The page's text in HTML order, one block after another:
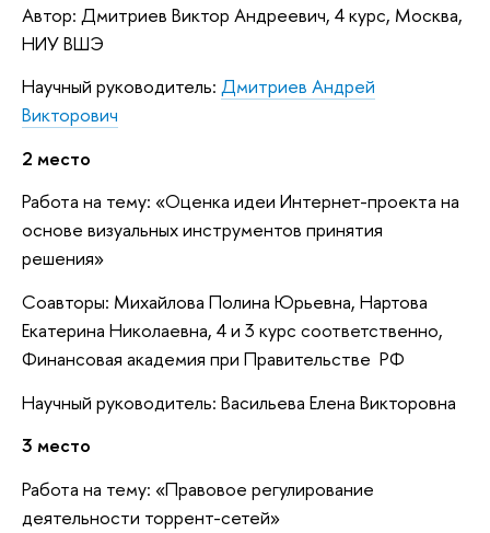
Автор: Дмитриев Виктор Андреевич, 4 курс, Москва,
НИУ ВШЭ
Научный руководитель: Дмитриев Андрей
Викторович
2 место
Работа на тему: «Оценка идеи Интернет-проекта на
основе визуальных инструментов принятия
решения»
Соавторы: Михайлова Полина Юрьевна, Нартова
Екатерина Николаевна, 4 и 3 курс соответственно,
Финансовая академия при Правительстве РФ
Научный руководитель: Васильева Елена Викторовна
3 место
Работа на тему: «Правовое регулирование
деятельности торрент-сетей»